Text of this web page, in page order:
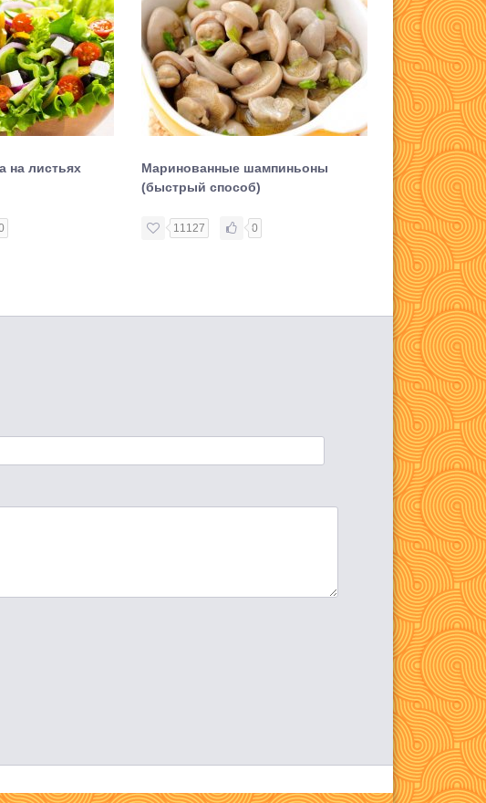
на листьях
Маринованные шампиньоны
(быстрый способ)
11127 0
Закуска из
кабачков
11838